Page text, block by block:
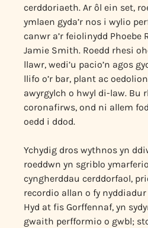
cerddoriaeth. Ar ôl ein set,
ymlaen gyda’r nos i wylio
canwr a’r feiolinydd Phoebe
Jamie Smith. Roedd rhesi
llawr, wedi’u pacio’n agos
llifo o’r bar, plant ac
awyrgylch o hwyl di-law. Bu
coronafirws, ond ni allem
oedd i ddod.
Ychydig dros wythnos yn
roeddwn yn sgriblo
cyngherddau cerddorfaol,
recordio allan o fy nyddiadur
Hyd at fis Gorffennaf, yn
gwaith perfformio o gwbl;